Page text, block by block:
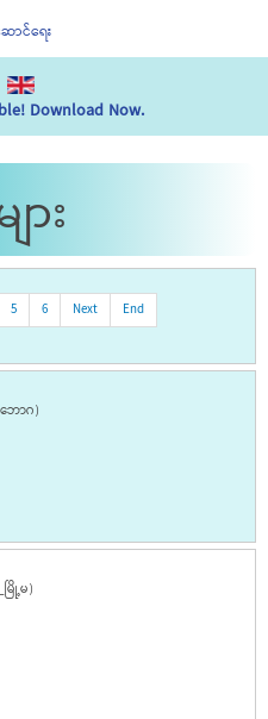
ာင်ရေး
Download Now.
ား
5 6 Next End
ောဂ)
မြို့မ)